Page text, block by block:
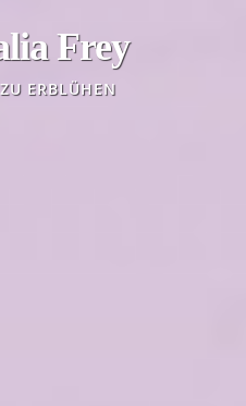
Frey
ERBLÜHEN